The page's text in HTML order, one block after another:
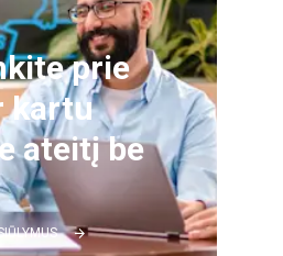
prie
kartu
ateitį be